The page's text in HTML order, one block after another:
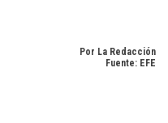
Por La Redacción
Fuente: EFE